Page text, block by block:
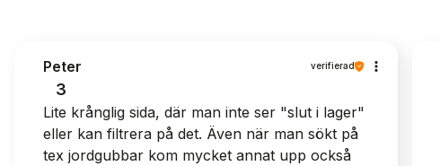
Peter verifierad
3
Lite krånglig sida, där man inte ser "slut i lager"
eller kan filtrera på det. Även när man sökt på
tex jordgubbar kom mycket annat upp också